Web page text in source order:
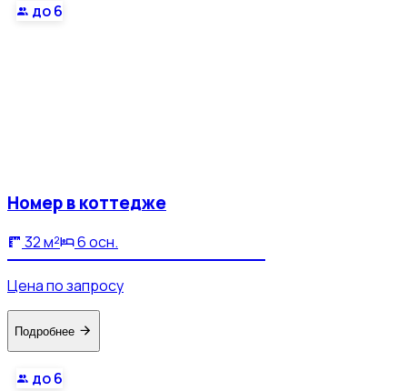
до 6
Номер в коттедже
32 м² 6 осн.
Цена по запросу
Подробнее
до 6